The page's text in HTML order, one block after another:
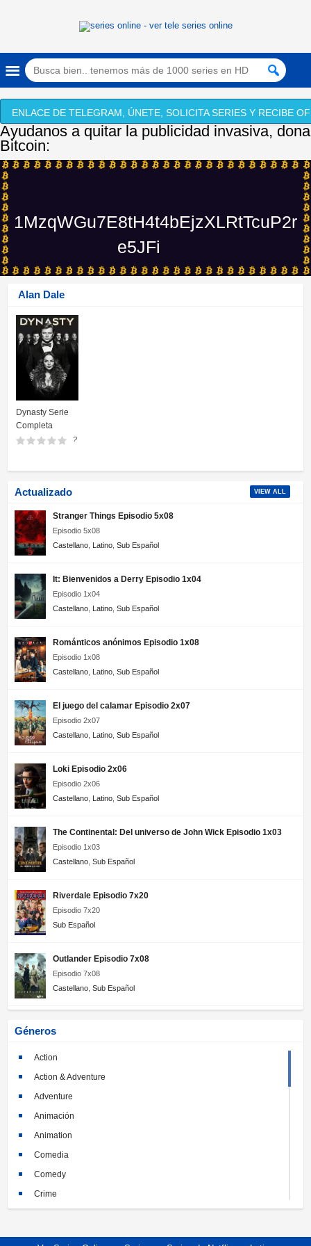
ENLACE DE TELEGRAM, ÚNETE, SOLICITA SERIES Y RECIBE
Ayudanos a quitar la publicidad invasiva, dona
Bitcoin:
1MzqWGu7E8tH4t4bEjzXLRtTcuP2r
e5JFi
Alan Dale
Dynasty Serie
Completa
?
Actualizado VIEW ALL
Stranger Things Episodio 5x08
Episodio 5x08
Castellano
Latino Sub Español
It: Bienvenidos a Derry Episodio 1x04
Episodio 1x04
Castellano
Latino Sub Español
Románticos anónimos Episodio 1x08
Episodio 1x08
Castellano
Latino Sub Español
El juego del calamar Episodio 2x07
Episodio 2x07
Castellano
Latino Sub Español
Loki Episodio 2x06
Episodio 2x06
Castellano
Latino Sub Español
The Continental: Del universo de John Wick Episodio 1x03
Episodio 1x03
Castellano Sub Español
Riverdale Episodio 7x20
Episodio 7x20
Sub Español
Outlander Episodio 7x08
Episodio 7x08
Castellano Sub Español
Géneros
Action
Action & Adventure
Adventure
Animación
Animation
Comedia
Comedy
Crime